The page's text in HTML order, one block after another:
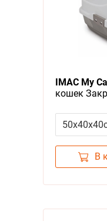
IMAC My
кошек
В